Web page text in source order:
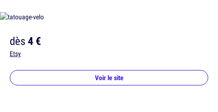
dès4 €
Etsy
Voir le site